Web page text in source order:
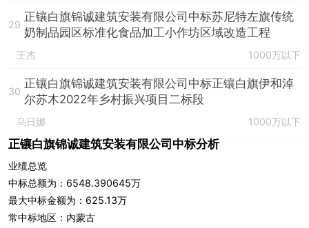
29
正镶白旗锦诚建筑安装有限公司中标苏尼特左旗传统
奶制品园区标准化食品加工小作坊区域改造工程
王杰 1000万以下
30
正镶白旗锦诚建筑安装有限公司中标正镶白旗伊和淖
尔苏木2022年乡村振兴项目二标段
乌日娜 1000万以下
正镶白旗锦诚建筑安装有限公司中标分析
业绩总览
中标总额为：6548.390645万
最大中标金额为：625.13万
常中标地区：内蒙古